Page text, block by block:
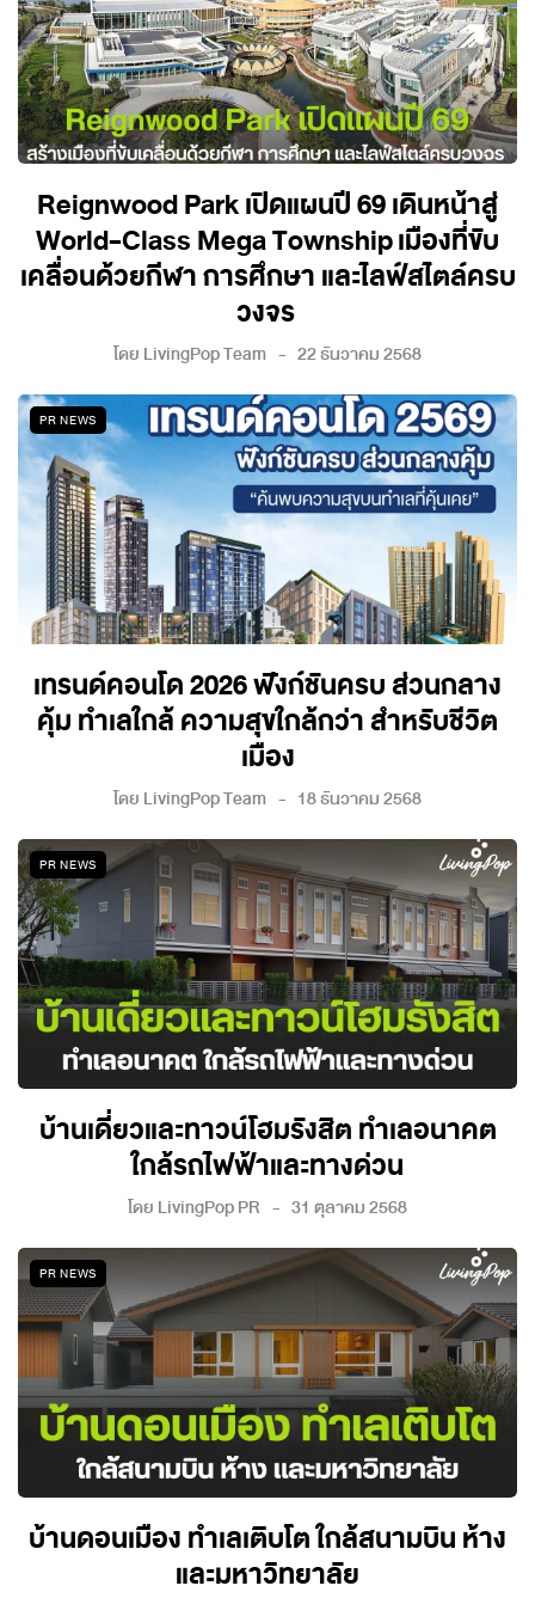
Reignwood Park เปิดแผนปี 69 เดินหน้าสู่
World-Class Mega Township เมืองที่ขับ
เคลื่อนด้วยกีฬา การศึกษา และไลฟ์สไตล์ครบ
วงจร
โดย LivingPop Team 22 ธันวาคม 2568
PR NEWS
เทรนด์คอนโด 2026 ฟังก์ชันครบ ส่วนกลาง
คุ้ม ทำเลใกล้ ความสุขใกล้กว่า สำหรับชีวิต
เมือง
โดย LivingPop Team 18 ธันวาคม 2568
PR NEWS
บ้านเดี่ยวและทาวน์โฮมรังสิต ทำเลอนาคต
ใกล้รถไฟฟ้าและทางด่วน
โดย LivingPop PR 31 ตุลาคม 2568
PR NEWS
บ้านดอนเมือง ทำเลเติบโต ใกล้สนามบิน ห้าง
และมหาวิทยาลัย